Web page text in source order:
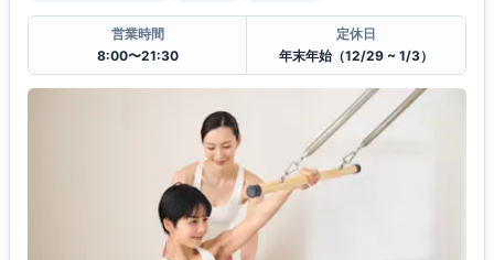
営業時間
8:00〜21:30
定休日
年末年始（12/29 ~ 1/3）